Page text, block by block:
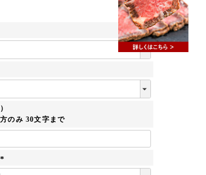
のみ 30文字まで